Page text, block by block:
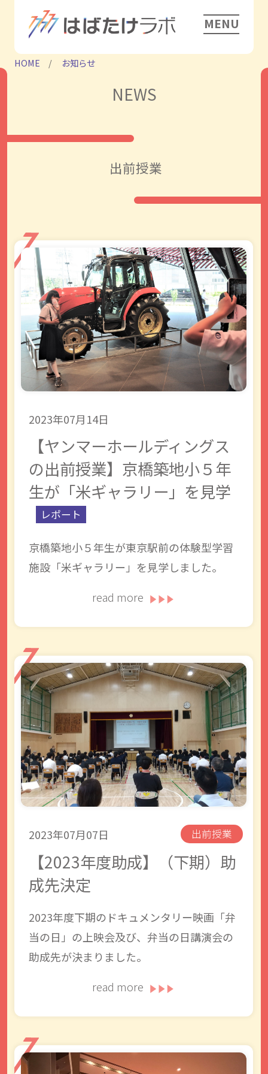
MENU
HOME お知らせ
NEWS
出前授業
2023年07月14日
【ヤンマーホールディングス
の出前授業】京橋築地小５年
生が「米ギャラリー」を見学
レポート
京橋築地小５年生が東京駅前の体験型学習
施設「米ギャラリー」を見学しました。
read more
2023年07月07日 出前授業
【2023年度助成】（下期）助
成先決定
2023年度下期のドキュメンタリー映画「弁
当の日」の上映会及び、弁当の日講演会の
助成先が決まりました。
read more